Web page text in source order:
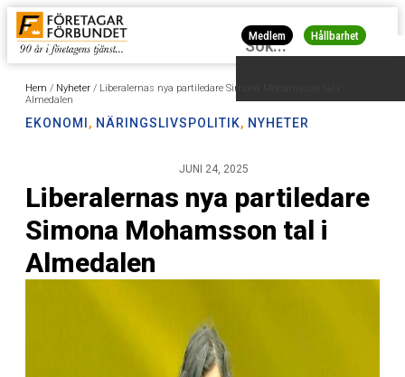
Medlem Hållbarhet
Hem / Nyheter / Liberalernas nya partiledare Simona Mohamsson tal i
Almedalen
EKONOMI , NÄRINGSLIVSPOLITIK, NYHETER
JUNI 24, 2025
Liberalernas nya partiledare
Simona Mohamsson tal i
Almedalen